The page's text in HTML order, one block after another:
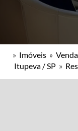
» Imóveis » Venda
Itupeva / SP »